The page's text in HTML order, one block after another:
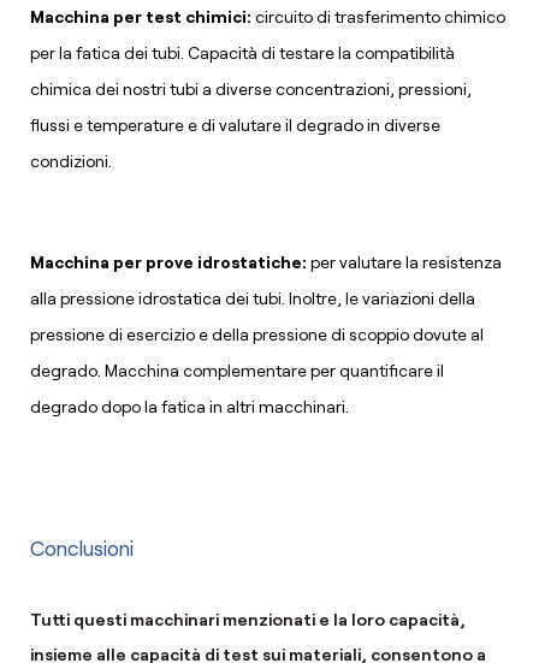
Macchina per test chimici: circuito di trasferimento chimico
per la fatica dei tubi. Capacità di testare la compatibilità
chimica dei nostri tubi a diverse concentrazioni, pressioni,
flussi e temperature e di valutare il degrado in diverse
condizioni.
Macchina per prove idrostatiche: per valutare la resistenza
alla pressione idrostatica dei tubi. Inoltre, le variazioni della
pressione di esercizio e della pressione di scoppio dovute al
degrado. Macchina complementare per quantificare il
degrado dopo la fatica in altri macchinari.
Conclusioni
Tutti questi macchinari menzionati e la loro capacità,
insieme alle capacità di test sui materiali, consentono a